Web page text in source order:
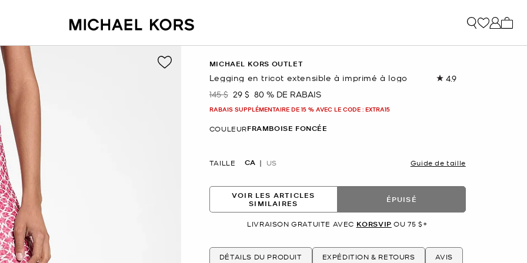
MICHAEL KORS OUTLET
Legging en tricot extensible à imprimé à logo 4.9Lire
page.
était
145 $ maintenant
29 $ 80 % DE RABAIS
RABAIS SUPPLÉMENTAIRE DE 15 % AVEC LE CODE : EXTRA15
COULEURFRAMBOISE FONCÉE
TAILLE CA US Guide de taille
VOIR LES ARTICLES
SIMILAIRES
ÉPUISÉ
LIVRAISON GRATUITE AVEC KORSVIP OU 75 $+
DÉTAILS DU PRODUIT EXPÉDITION & RETOURS AVIS